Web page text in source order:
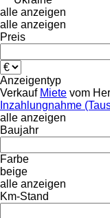
alle anzeigen
alle anzeigen
Preis
Anzeigentyp
Verkauf Miete vom
Inzahlungnahme
alle anzeigen
Baujahr
Farbe
beige
alle anzeigen
Km-Stand